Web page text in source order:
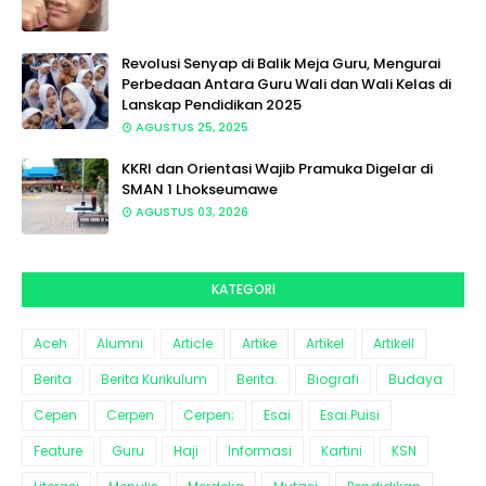
Revolusi Senyap di Balik Meja Guru, Mengurai
Perbedaan Antara Guru Wali dan Wali Kelas di
Lanskap Pendidikan 2025
AGUSTUS 25, 2025
KKRI dan Orientasi Wajib Pramuka Digelar di
SMAN 1 Lhokseumawe
AGUSTUS 03, 2026
KATEGORI
Aceh Alumni Article Artike Artikel
Artikell
Berita
Berita Kurikulum Berita. Biografi
Budaya
Cepen
Cerpen Cerpen; Esai
Esai.Puisi
Feature
Guru Haji Informasi Kartini
KSN